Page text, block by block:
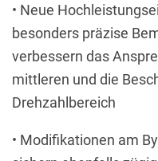
• Neue
besonders präzise
verbessern das
mittleren und die
Drehzahlbereich
• Modifikationen am